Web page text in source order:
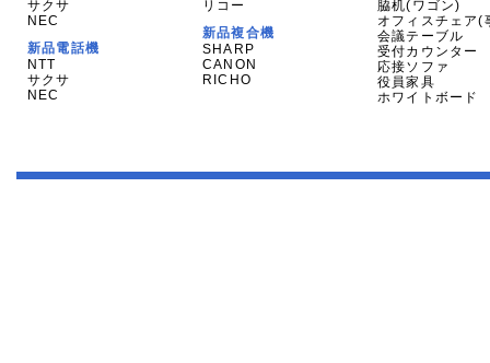
サクサ
NEC
新品電話機
NTT
サクサ
NEC
リコー
新品複合機
SHARP
CANON
RICHO
脇机(ワゴン)
オフィスチェア(
会議テーブル
受付カウンター
応接ソファ
役員家具
ホワイトボード